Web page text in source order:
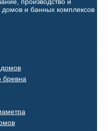
домов и банных комплексов
бревна